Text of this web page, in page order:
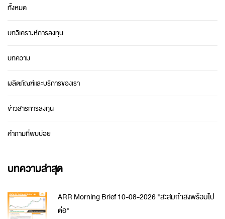
ทั้งหมด
บทวิเคราะห์การลงทุน
บทความ
ผลิตภัณฑ์และบริการของเรา
ข่าวสารการลงทุน
คำถามที่พบบ่อย
บทความล่าสุด
ARR Morning Brief 10-08-2026 "สะสมกำลังพร้อมไป
ต่อ"